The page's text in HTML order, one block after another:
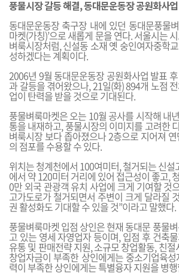
풍물시장 갈등 해결, 동대문운동장 공원화사
동대문운동장 축구장 내에 있던 동대문풍물
마켓(가칭)’으로 새롭게 문을 연다. 서울시는
벼룩시장처럼, 신설동 소재 옛 숭인여자중학
성하겠다는 계획이다.
2006년 9월 동대문운동장 공원화사업 발표
과 갈등을 겪어왔으나, 21일(화) 894개 노점
업이 탄력을 받을 것으로 기대된다.
풍물벼룩마켓은 오는 10월 공사를 시작해 내
통을 내재하고, 풍물시장의 이미지를 고려한
벼룩시장 보다 좁아졌으나 2층으로 지어져
의 점포를 수용할 수 있다.
위치는 청계천에서 100여미터, 철거되는 신
에서 약 120미터 거리에 있어 접근성이 좋고,
0만 외국 관광객 유치 사업에 크게 기여할 것
고가도로가 철거되면서 주변이 크게 달라질
권 활성화도 기대할 수 있을 것”이라고 말했다.
풍물벼룩마켓 입점 상인은 현재 동대문 풍물
고 있는 영세 자영업자 등이며, 입점 후 건축
유통 및 판매전략 지원, 소규모 창업활동, 친
창업자금이 부족한 상인에게는 중소기업육
력이 부족한 상인에게는 특별융자 지원을 병